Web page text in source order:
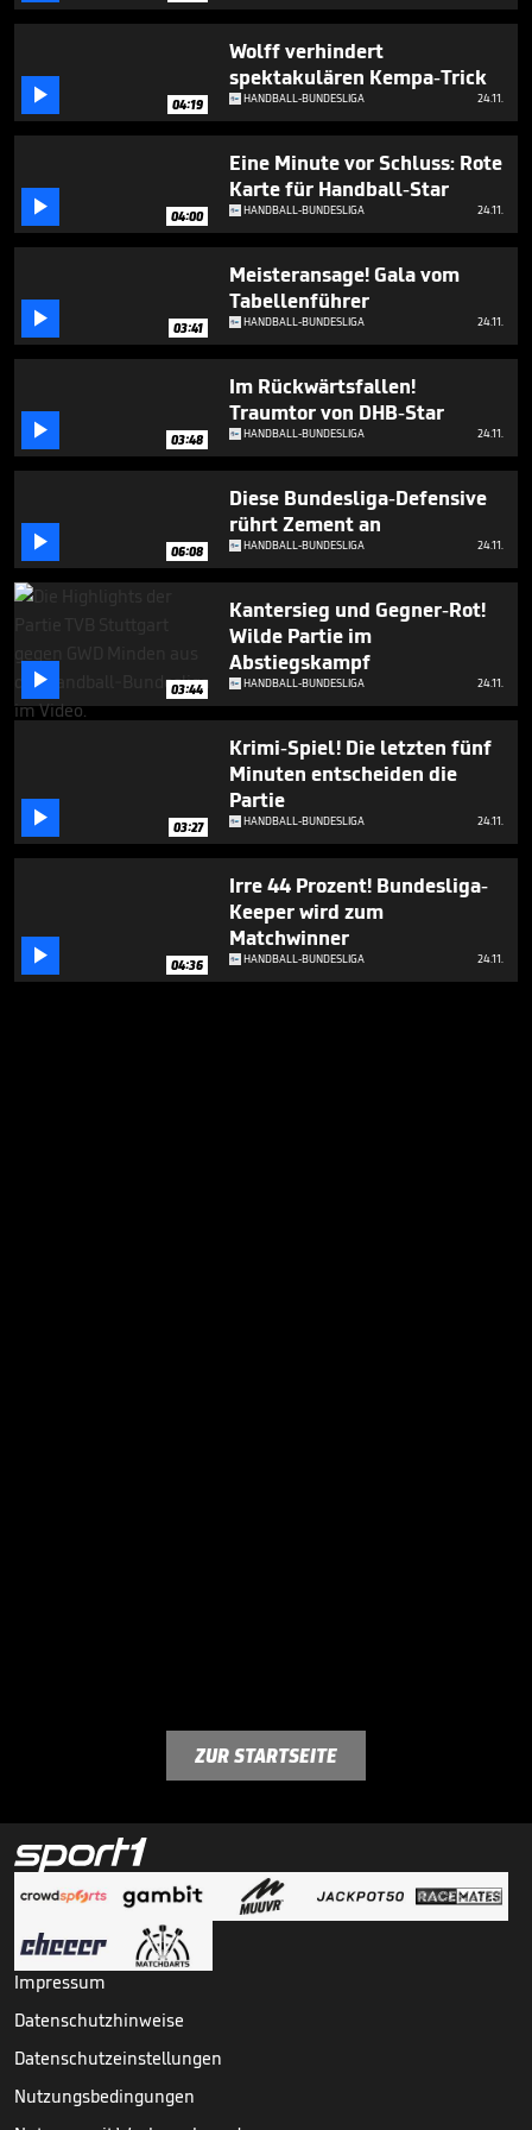
seconds
 04:19
Wolff verhindert
spektakulären Kempa-Trick
HANDBALL-BUNDESLIGA 24.11.
 04:00
Eine Minute vor Schluss: Rote
Karte für Handball-Star
HANDBALL-BUNDESLIGA 24.11.
 03:41
Meisteransage! Gala vom
Tabellenführer
HANDBALL-BUNDESLIGA 24.11.
 03:48
Im Rückwärtsfallen!
Traumtor von DHB-Star
HANDBALL-BUNDESLIGA 24.11.
 06:08
Diese Bundesliga-Defensive
rührt Zement an
HANDBALL-BUNDESLIGA 24.11.
 03:44
Kantersieg und Gegner-Rot!
Wilde Partie im
Abstiegskampf
HANDBALL-BUNDESLIGA 24.11.
 03:27
Krimi-Spiel! Die letzten fünf
Minuten entscheiden die
Partie
HANDBALL-BUNDESLIGA 24.11.
 04:36
Irre 44 Prozent! Bundesliga-
Keeper wird zum
Matchwinner
HANDBALL-BUNDESLIGA 24.11.
ZUR STARTSEITE
Impressum
Datenschutzhinweise
Datenschutzeinstellungen
Nutzungsbedingungen